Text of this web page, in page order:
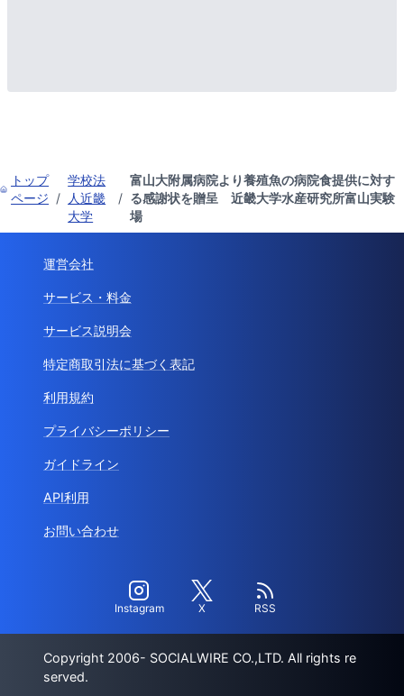
トップ
ページ /
学校法
人近畿
大学
/
富山大附属病院より養殖魚の病院食提供に対す
る感謝状を贈呈 近畿大学水産研究所富山実験
場
運営会社
サービス・料金
サービス説明会
特定商取引法に基づく表記
利用規約
プライバシーポリシー
ガイドライン
API利用
お問い合わせ
Instagram X RSS
Copyright 2006- SOCIALWIRE CO.,LTD. All rights re
served.